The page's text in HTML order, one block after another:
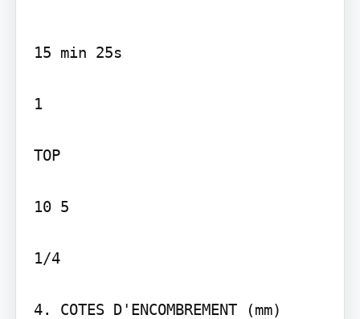
15 min 25s
1
TOP
10 5
1/4
4. COTES D'ENCOMBREMENT (mm)